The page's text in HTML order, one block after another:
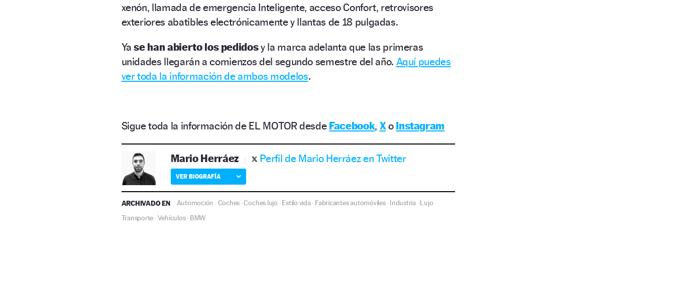
xenón, llamada de emergencia Inteligente, acceso Confort, retrovisores
exteriores abatibles electrónicamente y llantas de 18 pulgadas.
Yase han abierto los pedidosy la marca adelanta que las primeras
unidades llegarán a comienzos del segundo semestre del año. Aquí puedes
ver toda la información de ambos modelos.
Sigue toda la información de EL MOTOR desde Facebook, Xo Instagram
Mario Herráez Perfil de Mario Herráez en Twitter
VER BIOGRAFÍA
ARCHIVADO EN Automoción ·Coches ·Coches lujo ·Estilo vida·Fabricantes automóviles·Industria ·Lujo ·
Transporte ·Vehículos· BMW